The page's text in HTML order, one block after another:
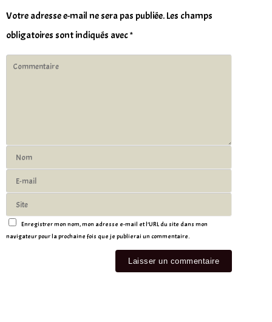
Votre adresse e-mail ne sera pas publiée.Les champs
obligatoires sont indiqués avec*
Enregistrer mon nom, mon adresse e-mail et l’URL du site dans mon
navigateur pour la prochaine fois que je publierai un commentaire.